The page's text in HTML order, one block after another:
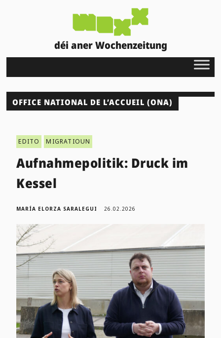
déi aner Wochenzeitung
OFFICE NATIONAL DE L’ACCUEIL (ONA)
EDITO MIGRATIOUN
Aufnahmepolitik: Druck im
Kessel
MARÍA ELORZA SARALEGUI 26.02.2026